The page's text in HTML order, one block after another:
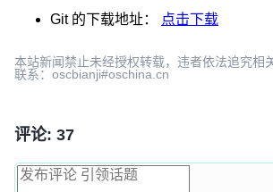
Git的下载地址： 点击下载
本站新闻禁止未经授权转载，违者依法追究相
联系：oscbianji#oschina.cn
评论: 37